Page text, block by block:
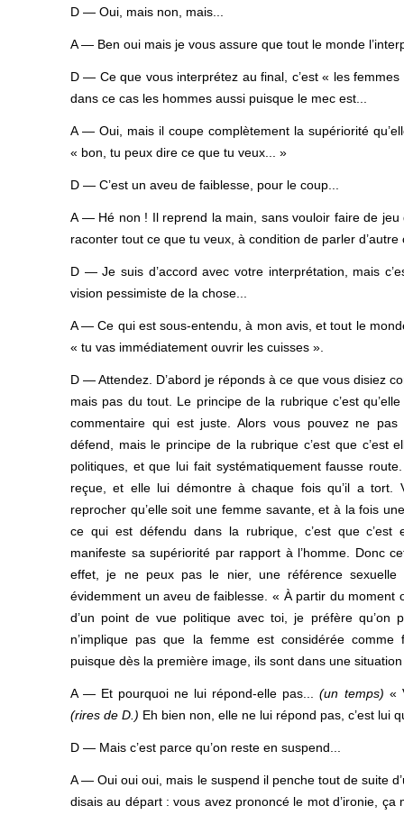
D — Oui, mais non, mais...
A — Ben oui mais je vous assure que tout le monde
D — Ce que vous interprétez au final, c’est « les femmes
dans ce cas les hommes aussi puisque le mec est...
A — Oui, mais il coupe complètement la supériorité
« bon, tu peux dire ce que tu veux... »
D — C’est un aveu de faiblesse, pour le coup...
A — Hé non ! Il reprend la main, sans vouloir faire de
raconter tout ce que tu veux, à condition de parler
D — Je suis d’accord avec votre interprétation, mais
vision pessimiste de la chose...
A — Ce qui est sous-entendu, à mon avis, et tout le
« tu vas immédiatement ouvrir les cuisses ».
D — Attendez. D’abord je réponds à ce que vous disiez
mais pas du tout. Le principe de la rubrique c’est
commentaire qui est juste. Alors vous pouvez ne pas
défend, mais le principe de la rubrique c’est que c’est
politiques, et que lui fait systématiquement fausse
reçue, et elle lui démontre à chaque fois qu’il a tort.
reprocher qu’elle soit une femme savante, et à la fois
ce qui est défendu dans la rubrique, c’est que c’est
manifeste sa supériorité par rapport à l’homme. Donc
effet, je ne peux pas le nier, une référence sexuelle
évidemment un aveu de faiblesse. « À partir du moment
d’un point de vue politique avec toi, je préfère qu’on
n’implique pas que la femme est considérée comme
puisque dès la première image, ils sont dans une
A — Et pourquoi ne lui répond-elle pas...(un temps) «
(rires de D.) Eh bien non, elle ne lui répond pas, c’est lui
D — Mais c’est parce qu’on reste en suspend...
A — Oui oui oui, mais le suspend il penche tout de suite
disais au départ : vous avez prononcé le mot d’ironie, ça